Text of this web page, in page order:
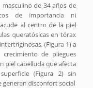
de 34 años de
de importancia ni
al centro de la piel
queratósicas en tórax
(Figura 1) a
de pliegues
piel cabelluda que afecta
(Figura 2) sin
generan disconfort social